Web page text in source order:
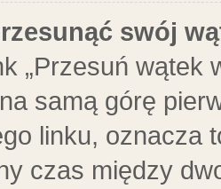
swój
„Przesuń wątek
samą górę
linku, oznacza
czas między